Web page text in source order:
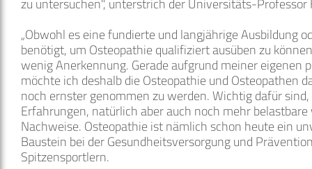
„Obwohl es eine fundierte und langjährige Ausbildung
benötigt, um Osteopathie qualifiziert ausüben zu
wenig Anerkennung. Gerade aufgrund meiner eigenen
möchte ich deshalb die Osteopathie und Osteopathen
noch ernster genommen zu werden. Wichtig dafür
Erfahrungen, natürlich aber auch noch mehr
Nachweise. Osteopathie ist nämlich schon heute ein
Baustein bei der Gesundheitsversorgung und
Spitzensportlern.